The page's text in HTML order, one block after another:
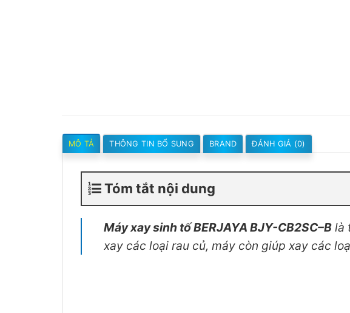
MÔ TẢ THÔNG TIN BỔ SUNG BRAND ĐÁNH GIÁ (0)
Tóm tắt nội dung
Máy xay sinh tố BERJAYA BJY-CB2SC–B là
xay các loại rau củ, máy còn giúp xay các